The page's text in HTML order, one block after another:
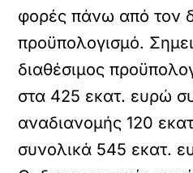
φορές πάνω από τον
προϋπολογισμό.
διαθέσιμος
στα 425 εκατ. ευρώ
αναδιανομής 120
συνολικά 545 εκατ.